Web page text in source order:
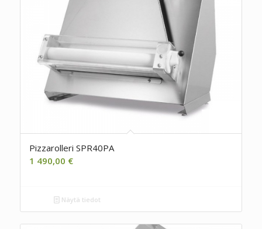
Pizzarolleri SPR40PA
1 490,00 €
Näytä tiedot